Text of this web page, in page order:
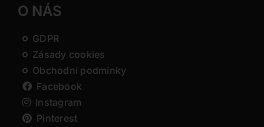
O NÁS
GDPR
Zásady cookies
Obchodní podmínky
Facebook
Instagram
Pinterest